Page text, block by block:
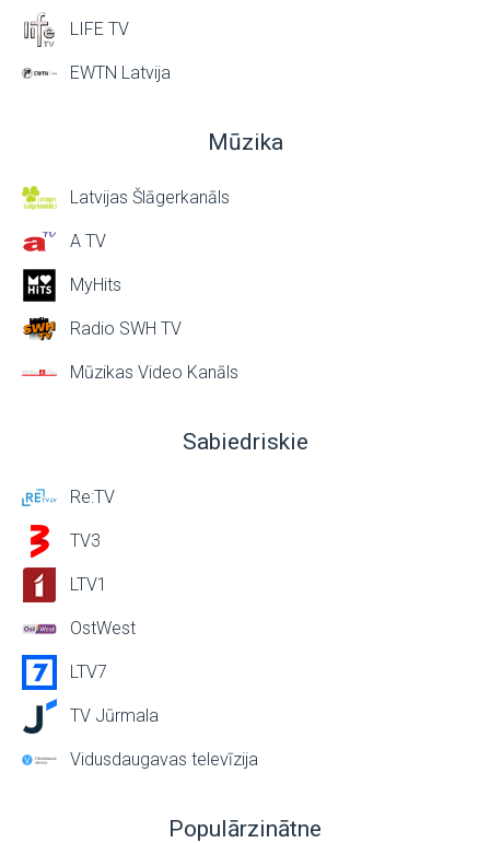
LIFE TV
EWTN Latvija
Mūzika
Latvijas Šlāgerkanāls
A TV
MyHits
Radio SWH TV
Mūzikas Video Kanāls
Sabiedriskie
Re:TV
TV3
LTV1
OstWest
LTV7
TV Jūrmala
Vidusdaugavas televīzija
Populārzinātne